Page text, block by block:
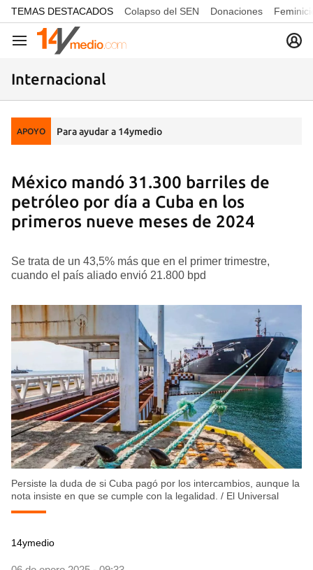
common.go-to-content
TEMAS DESTACADOS Colapso del SEN Donaciones
Navegación
Internacional
APOYO Para ayudar a 14ymedio
México mandó 31.300 barriles de
petróleo por día a Cuba en los
primeros nueve meses de 2024
Se trata de un 43,5% más que en el primer trimestre,
cuando el país aliado envió 21.800 bpd
Persiste la duda de si Cuba pagó por los intercambios, aunque la
nota insiste en que se cumple con la legalidad. / El Universal
14ymedio